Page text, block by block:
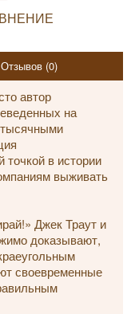
Отзывов (0)
автор
на
точкой в истории
выживать
Джек Траут и
доказывают,
своевременные